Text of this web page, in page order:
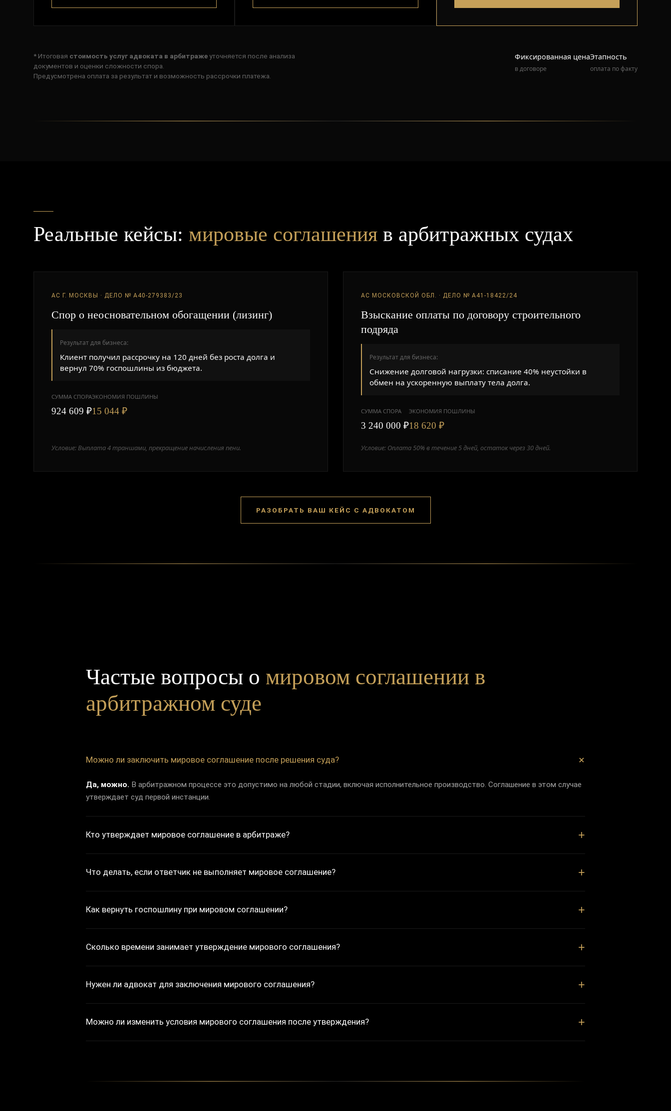
* Итоговая стоимость услуг адвоката в арбитражеуточняется после анализа
документов и оценки сложности спора.
Предусмотрена оплата за результат и возможность рассрочки платежа.
Фиксированная цена
в договоре
Этапность
оплата по факту
Реальные кейсы: мировые соглашения в арбитражных судах
АС Г. МОСКВЫ · ДЕЛО № А40-279383/23
Спор о неосновательном обогащении (лизинг)
Результат для бизнеса:
Клиент получил рассрочку на 120 дней без роста долга и
вернул 70% госпошлины из бюджета.
СУММА СПОРА
924 609 ₽
ЭКОНОМИЯ ПОШЛИНЫ
15 044 ₽
Условие: Выплата 4 траншами, прекращение начисления пени.
АС МОСКОВСКОЙ ОБЛ. · ДЕЛО № А41-18422/24
Взыскание оплаты по договору строительного
подряда
Результат для бизнеса:
Снижение долговой нагрузки: списание 40% неустойки в
обмен на ускоренную выплату тела долга.
СУММА СПОРА
3 240 000 ₽
ЭКОНОМИЯ ПОШЛИНЫ
18 620 ₽
Условие: Оплата 50% в течение 5 дней, остаток через 30 дней.
РАЗОБРАТЬ ВАШ КЕЙС С АДВОКАТОМ
Частые вопросы о мировом соглашении в
арбитражном суде
Можно ли заключить мировое соглашение после решения суда? +
Да, можно. В арбитражном процессе это допустимо на любой стадии, включая исполнительное производство. Соглашение в этом случае
утверждает суд первой инстанции.
Кто утверждает мировое соглашение в арбитраже? +
Что делать, если ответчик не выполняет мировое соглашение? +
Как вернуть госпошлину при мировом соглашении? +
Сколько времени занимает утверждение мирового соглашения? +
Нужен ли адвокат для заключения мирового соглашения? +
Можно ли изменить условия мирового соглашения после утверждения? +